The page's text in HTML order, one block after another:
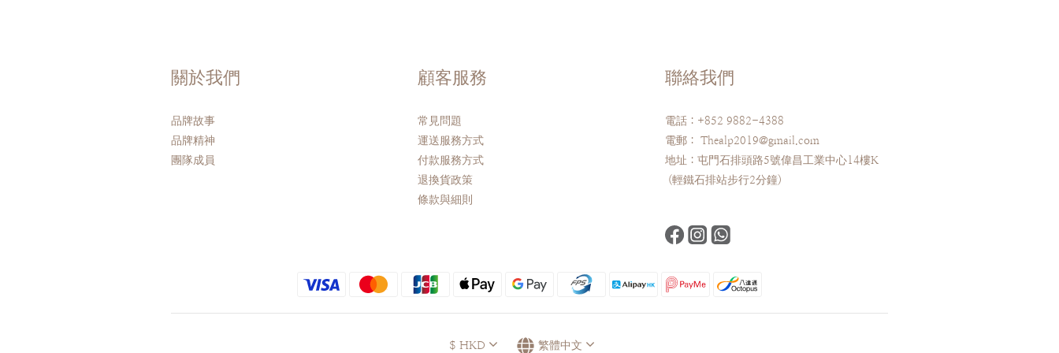
關於我們
品牌故事
品牌精神
團隊成員
顧客服務
常見問題
運送服務方式
付款服務方式
退換貨政策
條款與細則
聯絡我們
電話：+852 9882-4388
電郵： Thealp2019@gmail.com
地址：屯門石排頭路5號偉昌工業中心14樓K
(輕鐵石排站步行2分鐘)
$ HKD 繁體中文